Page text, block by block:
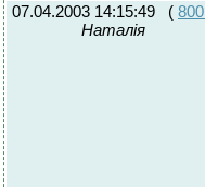
07.04.2003 14:15:49 ( 800
Наталія